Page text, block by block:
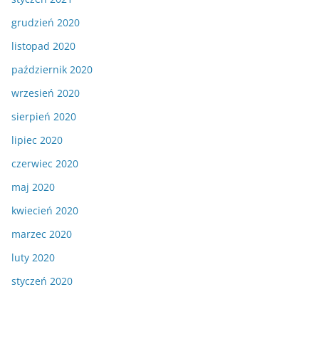
grudzień 2020
listopad 2020
październik 2020
wrzesień 2020
sierpień 2020
lipiec 2020
czerwiec 2020
maj 2020
kwiecień 2020
marzec 2020
luty 2020
styczeń 2020